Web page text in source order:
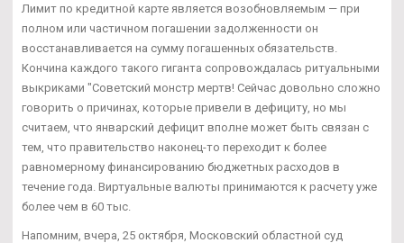
Лимит по кредитной карте является возобновляемым — при
полном или частичном погашении задолженности он
восстанавливается на сумму погашенных обязательств.
Кончина каждого такого гиганта сопровождалась ритуальными
выкриками "Советский монстр мертв! Сейчас довольно сложно
говорить о причинах, которые привели в дефициту, но мы
считаем, что январский дефицит вполне может быть связан с
тем, что правительство наконец-то переходит к более
равномерному финансированию бюджетных расходов в
течение года. Виртуальные валюты принимаются к расчету уже
более чем в 60 тыс.
Напомним, вчера, 25 октября, Московский областной суд